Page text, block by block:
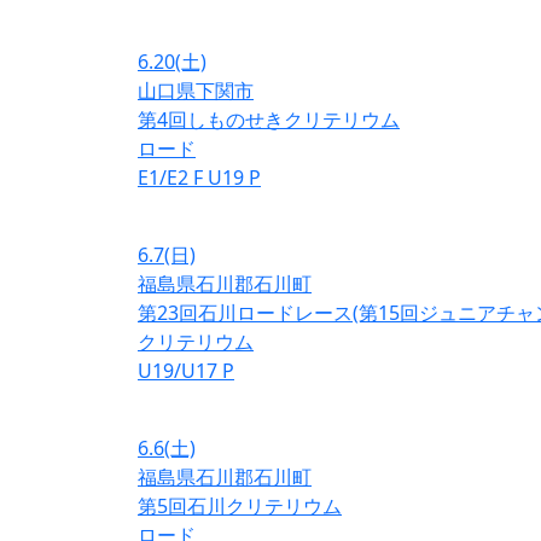
6.20(土)
山口県下関市
第4回しものせきクリテリウム
ロード
E1/E2 F U19 P
6.7(日)
福島県石川郡石川町
第23回石川ロードレース(第15回ジュニアチャ
クリテリウム
U19/U17 P
6.6(土)
福島県石川郡石川町
第5回石川クリテリウム
ロード